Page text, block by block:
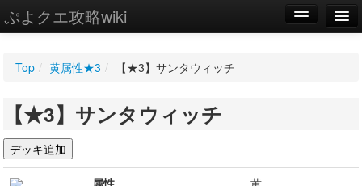
ぷよクエ攻略wiki
WIKI
設定
Top / 黄属性★3 / 【★3】サンタウィッチ
【★3】サンタウィッチ
属性
黄